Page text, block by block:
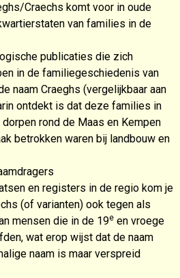
Craechs komt voor in oude
van families in de
publicaties die zich
in de familiegeschiedenis van
naam Craeghs (vergelijkbaar aan
ontdekt is dat deze families in
rond de Maas en Kempen
betrokken waren bij landbouw en
en registers in de regio kom je
(of varianten) ook tegen als
mensen die in de 19e en vroege
wat erop wijst dat de naam
naam is maar verspreid